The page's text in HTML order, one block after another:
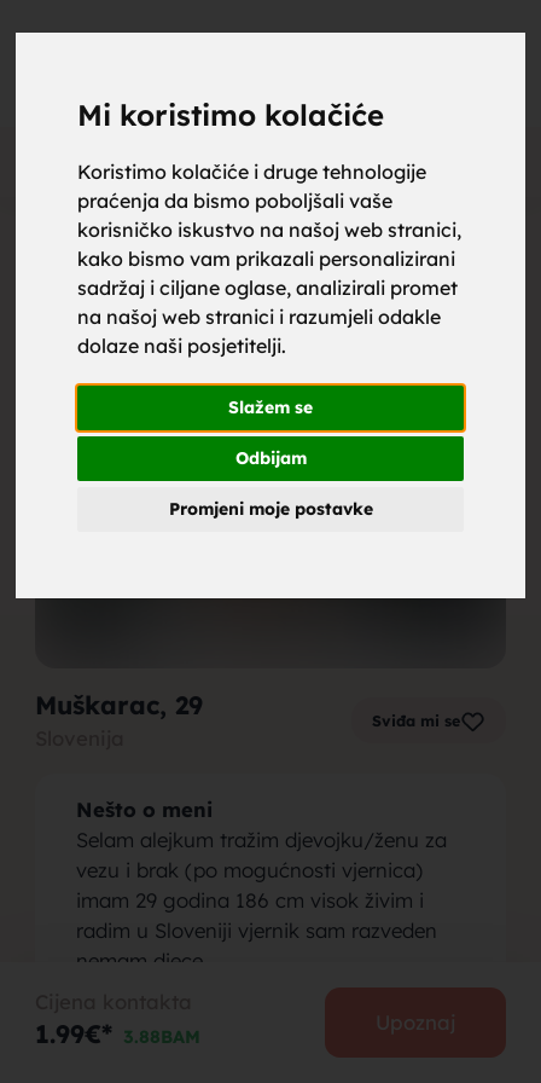
Mi koristimo kolačiće
Koristimo kolačiće i druge tehnologije
praćenja da bismo poboljšali vaše
korisničko iskustvo na našoj web stranici,
kako bismo vam prikazali personalizirani
sadržaj i ciljane oglase, analizirali promet
na našoj web stranici i razumjeli odakle
dolaze naši posjetitelji.
Slažem se
Odbijam
Promjeni moje postavke
Oglas
Muškarac, 29 Sviđa mi se
Nešto o meni
Selam alejkum tražim djevojku/ženu za
vezu i brak (po mogućnosti vjernica)
imam 29 godina 186 cm visok živim i
radim u Sloveniji vjernik sam razveden
nemam djece
Samo budi iskrena i svoja dalje ćemo se
dogovoriti
1.99€* 3.88BAM
Upoznaj
upoznaj
za brak,
zene za
brak,
muskarci
za brak,